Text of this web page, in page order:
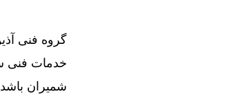
خدمات فنی
شمیران